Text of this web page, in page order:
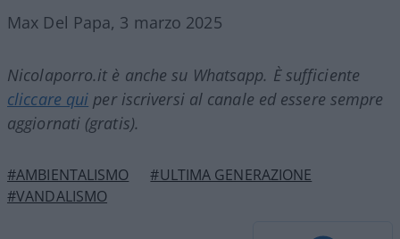
Max Del Papa, 3 marzo 2025
Nicolaporro.it è anche su Whatsapp. È sufficiente
cliccare qui per iscriversi al canale ed essere sempre
aggiornati (gratis).
#AMBIENTALISMO
#ULTIMA GENERAZIONE
#VANDALISMO